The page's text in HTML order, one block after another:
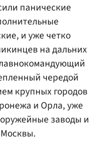
панические
и уже четко
на дальних
чередой
крупных городов
и Орла, уже
заводы и